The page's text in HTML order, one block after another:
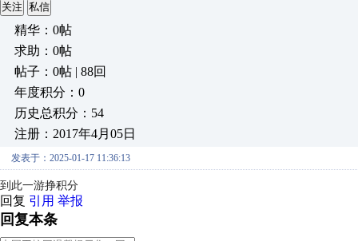
关注 私信
精华：0帖
求助：0帖
帖子：0帖 | 88回
年度积分：0
历史总积分：54
注册：2017年4月05日
发表于：2025-01-17 11:36:13
到此一游挣积分
回复 引用 举报
回复本条